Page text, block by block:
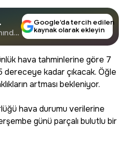
Google’da tercih edilen
kaynak olarak ekleyin
hava tahminlerine göre 7
dereceye kadar çıkacak. Öğle
artması bekleniyor.
hava durumu verilerine
günü parçalı bulutlu bir